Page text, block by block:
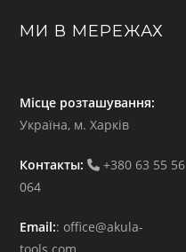
МИ В МЕРЕЖАХ
Місце розташування:
Україна, м. Харків
Контакты:
+380 63 55 56
064
Email::office@akula-